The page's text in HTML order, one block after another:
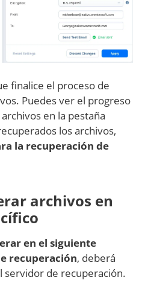
finalice el proceso de
Puedes ver el progreso
en la pestaña
los archivos,
la recuperación de
archivos en
en el siguiente
recuperación, deberá
servidor de recuperación.